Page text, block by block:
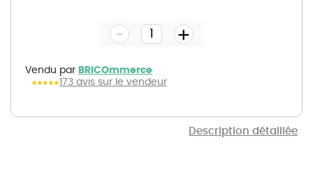
Description détaillée
gallery
Vendu par BRICOmmerce
173 avis sur le vendeur
- +